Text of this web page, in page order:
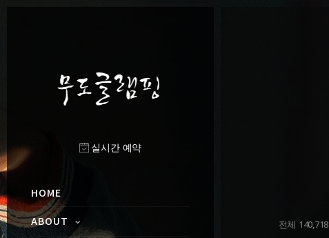
실시간 예약
HOME
ABOUT 전체 140,718